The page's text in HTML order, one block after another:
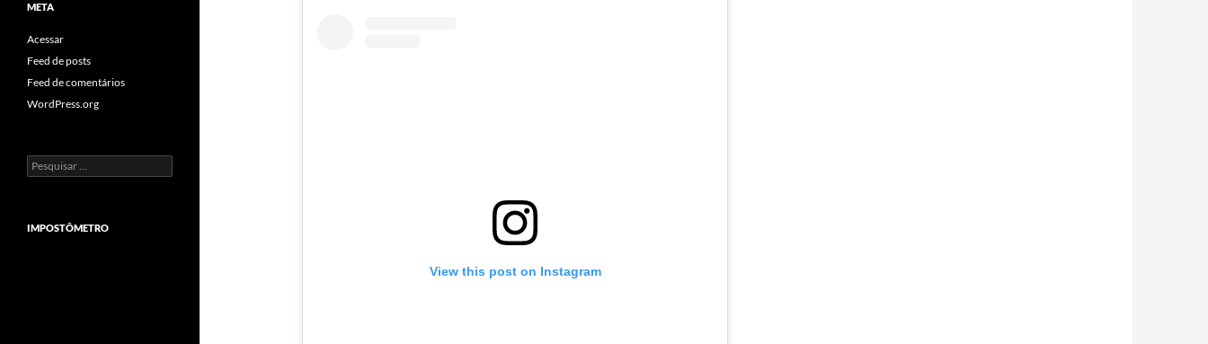
View this post on Instagram
META
Acessar
Feed de posts
Feed de comentários
WordPress.org
Pesquisar
por:
IMPOSTÔMETRO